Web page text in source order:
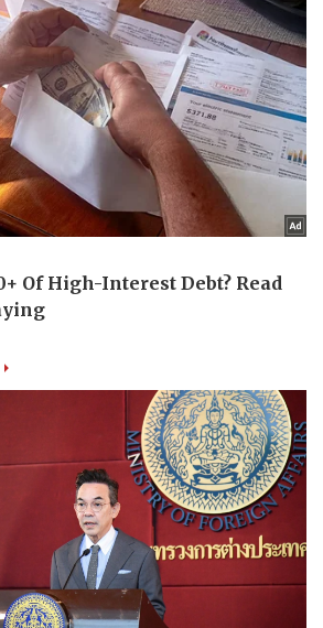
Ô tô
Xe máy
Tư vấn